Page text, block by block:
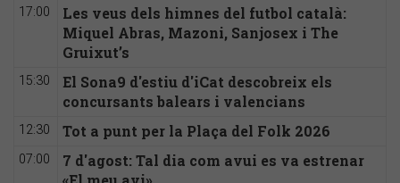
17:00
Les veus dels himnes del futbol català:
Miquel Abras, Mazoni, Sanjosex i The
Gruixut’s
15:30
El Sona9 d'estiu d'iCat descobreix els
concursants balears i valencians
12:30 Tot a punt per la Plaça del Folk 2026
07:00
7 d'agost: Tal dia com avui es va estrenar